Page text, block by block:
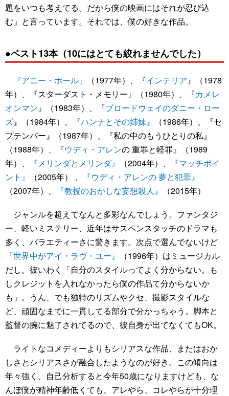
題をいつも考えてる。だから僕の映画にはそれが忍び込
む」と言っています。それでは、僕の好きな作品。
●ベスト13本（10にはとても絞れませんでした）
『アニー・ホール』 （1977年）、『インテリア 』（1978
年）、『スターダスト・メモリー』（1980年）、『カメレ
オンマン 』（1983年）、『ブロードウェイのダニー・ロー
ズ』（1984年）、 『ハンナとその姉妹』
（1986年）、『セ
プテンバー』（1987年）、『私の中のもうひとりの私』
（1988年）、『ウディ・アレンの 重罪と軽罪』（1989
年）、
『メリンダとメリンダ』 （2004年）、
『マッチポイ
ント』
（2005年） 、
『ウディ・アレンの 夢と犯罪』
（2007年）、
『教授のおかしな妄想殺人』 （2015年）
ジャンルを超えてなんと多彩なんでしょう。ファンタジ
ー、軽いミステリー、近年はサスペンスタッチのドラマも
多く、バラエティーさに驚きます。次点で選んでないけど
『世界中がアイ・ラヴ・ユー』
（1996年）はミュージカル
だし。彼いわく「自分のスタイルってよく分からない。も
しクレジットを入れなかったら僕の作品て分からないか
も」。うん、でも独特のリズムやクセ、撮影スタイルな
ど、頑固なまでに一貫してる部分で分かっちゃう。脚本と
監督の腕に魅了されてるので、彼自身が出てなくてもOK。
ライトなコメディーよりもシリアスな作品、またはおか
しさとシリアスさが融合したようなのが好き。この傾向は
年々強く、自己分析すると今年50歳になりますけども、な
んぼ僕が精神年齢低くても、アレやら、コレやらが十分理